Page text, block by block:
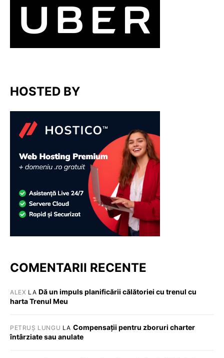
HOSTED BY
COMENTARII RECENTE
ALEX LA Dă un impuls planificării călătoriei cu trenul cu
harta Trenul Meu
PETRUȘ LUNGU LA Compensații pentru zboruri charter
întârziate sau anulate